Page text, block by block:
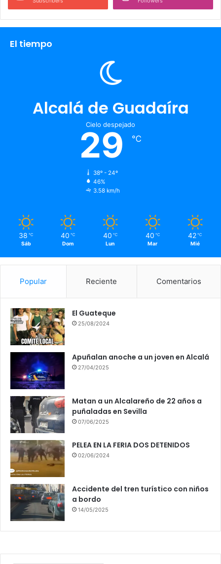
El tiempo
Alcalá de Guadaíra
Cielo despejado
29 ℃
38º - 24º
46%
3.58 km/h
38 ℃
Sáb
40 ℃
Dom
40 ℃
Lun
40 ℃
Mar
42 ℃
Mié
Popular Reciente Comentarios
El Guateque
25/08/2024
Apuñalan anoche a un joven en Alcalá
27/04/2025
Matan a un Alcalareño de 22 años a
puñaladas en Sevilla
07/06/2025
PELEA EN LA FERIA DOS DETENIDOS
02/06/2024
Accidente del tren turístico con niños
a bordo
14/05/2025